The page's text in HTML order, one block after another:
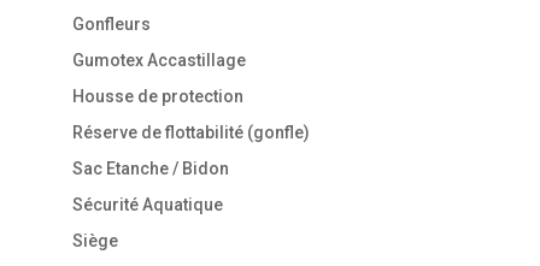
Gonfleurs
Gumotex Accastillage
Housse de protection
Réserve de flottabilité (gonfle)
Sac Etanche / Bidon
Sécurité Aquatique
Siège